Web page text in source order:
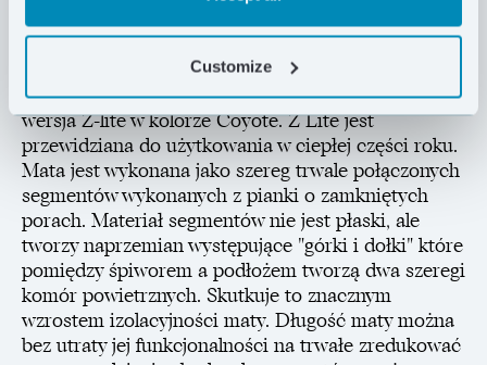
Customize
odkształcenia. Zastosowana technologia
ThermaCapture zwiększa komfort cieplny. Dzięki
pokryciu folią odbijającą ciepło mata w wersji Z-lite
SOL ma wyższy współczynnik izolacyjności niż
wersja Z-lite w kolorze Coyote. Z Lite jest
przewidziana do użytkowania w ciepłej części roku.
Mata jest wykonana jako szereg trwale połączonych
segmentów wykonanych z pianki o zamkniętych
porach. Materiał segmentów nie jest płaski, ale
tworzy naprzemian występujące "górki i dołki" które
pomiędzy śpiworem a podłożem tworzą dwa szeregi
komór powietrznych. Skutkuje to znacznym
wzrostem izolacyjności maty. Długość maty można
bez utraty jej funkcjonalności na trwałe zredukować